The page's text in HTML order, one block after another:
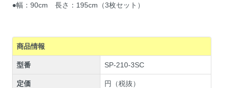
●幅：90cm 長さ：195cm（3枚セット）
商品情報
型番 SP-210-3SC
定価 円（税抜）